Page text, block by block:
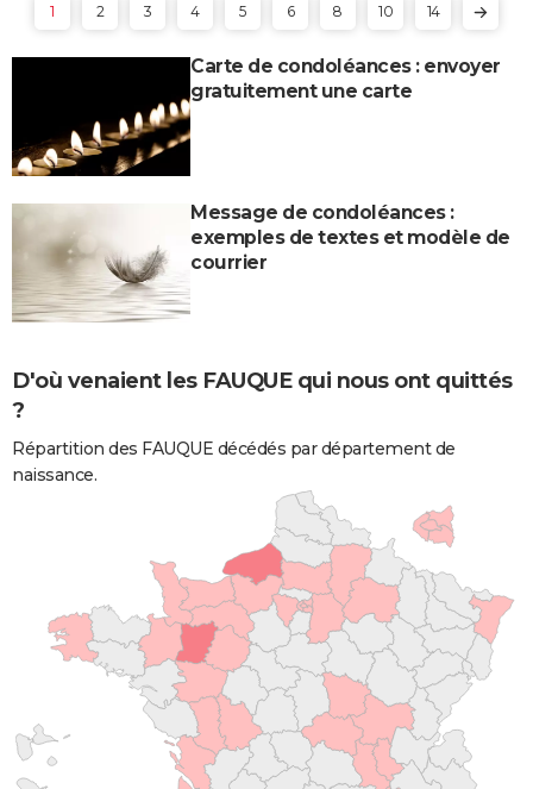
1 2 3 4 5 6 8 10 14
Carte de condoléances : envoyer
gratuitement une carte
Message de condoléances :
exemples de textes et modèle de
courrier
D'où venaient les FAUQUE qui nous ont quittés
?
Répartition des FAUQUE décédés par département de
naissance.